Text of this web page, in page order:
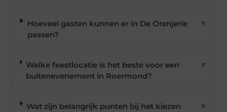
Hoeveel gasten kunnen er in De Oranjerie
passen?
▼
Welke feestlocatie is het beste voor een
buitenevenement in Roermond?
▼
Wat zijn belangrijk punten bij het kiezen
▼